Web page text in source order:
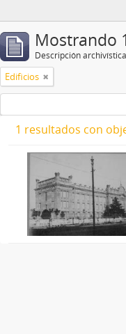
Mostrando
Descripción archivística
Edificios
1 resultados con